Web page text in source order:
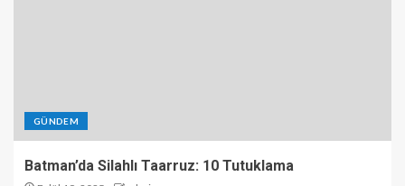
GÜNDEM
Batman’da Silahlı Taarruz: 10 Tutuklama